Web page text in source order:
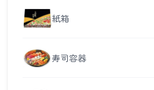
紙箱
寿司容器